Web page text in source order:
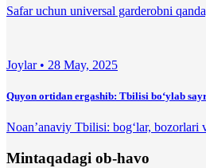
Safar uchun universal garderobni
Joylar • 28 May, 2025
Quyon ortidan ergashib: Tbilisi boʻylab
Noan’anaviy Tbilisi: bog‘lar, bozorlari
Mintaqadagi ob-havo